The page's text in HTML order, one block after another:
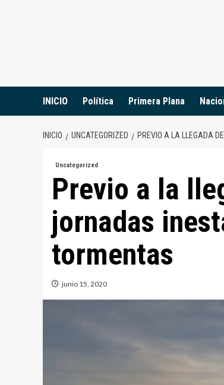
INICIO Política Primera Plana
INICIO UNCATEGORIZED PREVIO A LA LLEGADA
Uncategorized
Previo a la
jornadas
tormentas
junio 15, 2020